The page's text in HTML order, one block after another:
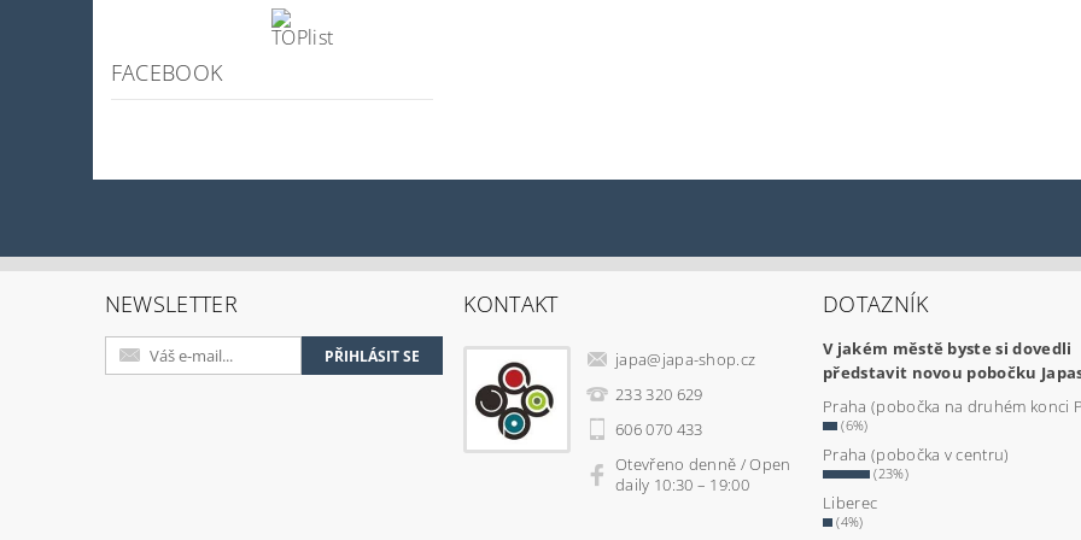
FACEBOOK
NEWSLETTER KONTAKT
japa@japa-shop.cz
233 320 629
606 070 433
Otevřeno denně / Open
daily 10:30 – 19:00
DOTAZNÍK
V jakém městě byste si dovedli
představit novou pobočku
Praha (pobočka na druhém konci
(6%)
Praha (pobočka v centru)
(23%)
Liberec
(4%)